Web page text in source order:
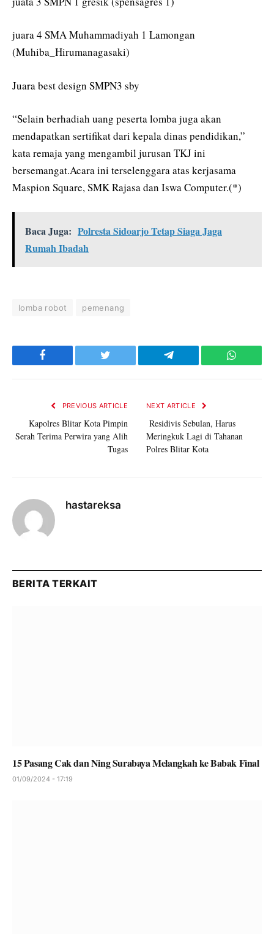
juara 4 SMA Muhammadiyah 1 Lamongan
(Muhiba_Hirumanagasaki)
Juara best design SMPN3 sby
“Selain berhadiah uang peserta lomba juga akan
mendapatkan sertifikat dari kepala dinas pendidikan,”
kata remaja yang mengambil jurusan TKJ ini
bersemangat.Acara ini terselenggara atas kerjasama
Maspion Square, SMK Rajasa dan Iswa Computer.(*)
Baca Juga: Polresta Sidoarjo Tetap Siaga Jaga
Rumah Ibadah
lomba robot pemenang
Facebook Twitter Telegram
PREVIOUS ARTICLE
Kapolres Blitar Kota Pimpin
Serah Terima Perwira yang Alih
Tugas
NEXT ARTICLE
Residivis Sebulan, Harus
Meringkuk Lagi di Tahanan
Polres Blitar Kota
hastareksa
BERITA TERKAIT
15 Pasang Cak dan Ning Surabaya Melangkah ke Babak Final
01/09/2024 - 17:19